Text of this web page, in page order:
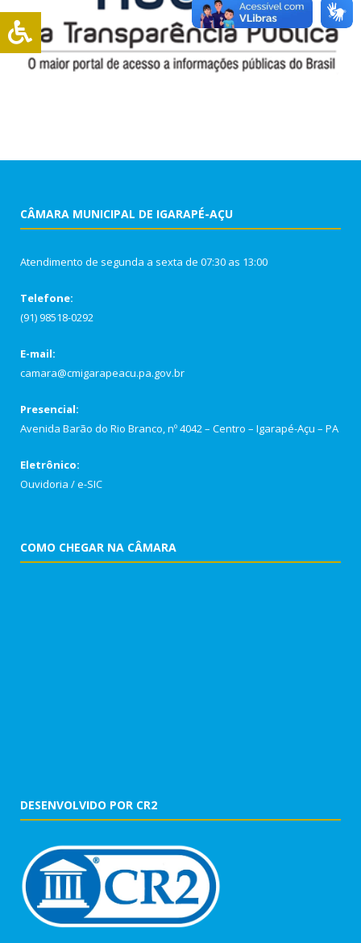
CÂMARA MUNICIPAL DE IGARAPÉ-AÇU
Atendimento de segunda a sexta de 07:30 as 13:00
Telefone:
(91) 98518-0292
E-mail:
camara@cmigarapeacu.pa.gov.br
Presencial:
Avenida Barão do Rio Branco, nº 4042 – Centro – Igarapé-Açu – PA
Eletrônico:
Ouvidoria /e-SIC
COMO CHEGAR NA CÂMARA
DESENVOLVIDO POR CR2